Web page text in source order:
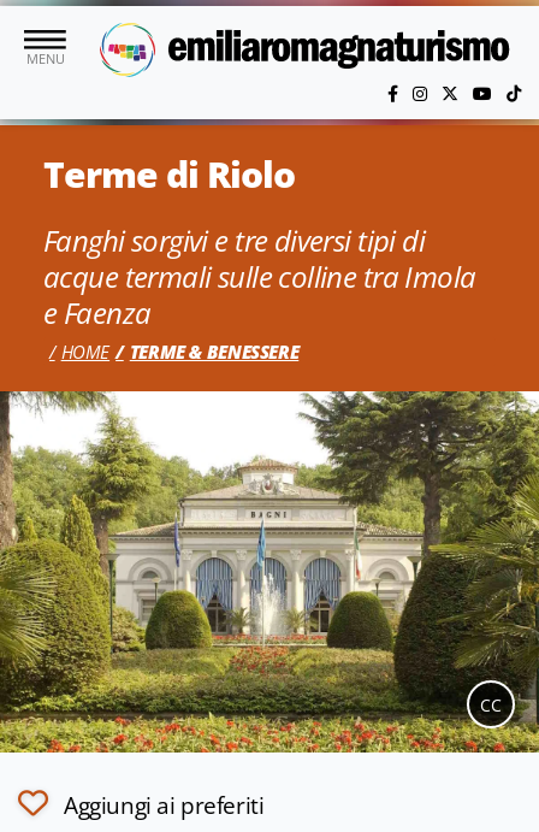
Vai al contenuto principale
MENU
Terme di Riolo
Fanghi sorgivi e tre diversi tipi di
acque termali sulle colline tra Imola
e Faenza
HOME TERME & BENESSERE
CC
Aggiungi ai preferiti